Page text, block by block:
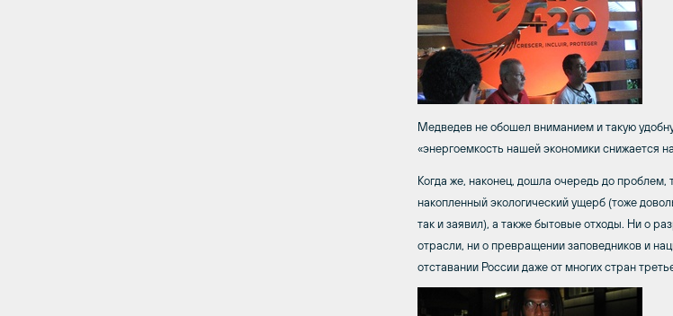
Медведев не обошел вниманием и такую
«энергоемкость нашей экономики снижается
Когда же, наконец, дошла очередь до
накопленный экологический ущерб (тоже
так и заявил), а также бытовые отходы. Ни о
отрасли, ни о превращении заповедников и
отставании России даже от многих стран